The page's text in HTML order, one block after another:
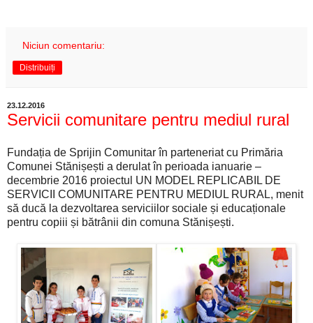
Niciun comentariu:
Distribuiți
23.12.2016
Servicii comunitare pentru mediul rural
Fundația de Sprijin Comunitar în parteneriat cu Primăria
Comunei Stănișești a derulat în perioada ianuarie –
decembrie 2016 proiectul UN MODEL REPLICABIL DE
SERVICII COMUNITARE PENTRU MEDIUL RURAL, menit
să ducă la dezvoltarea serviciilor sociale și educaționale
pentru copiii și bătrânii din comuna Stănișești.